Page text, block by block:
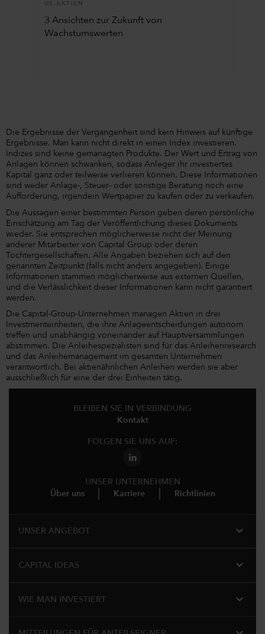
US-AKTIEN
3 Ansichten zur Zukunft von
Wachstumswerten
Die Ergebnisse der Vergangenheit sind kein Hinweis auf künftige
Ergebnisse. Man kann nicht direkt in einen Index investieren.
Indizes sind keine gemanagten Produkte. Der Wert und Ertrag von
Anlagen können schwanken, sodass Anleger ihr investiertes
Kapital ganz oder teilweise verlieren können. Diese Informationen
sind weder Anlage-, Steuer- oder sonstige Beratung noch eine
Aufforderung, irgendein Wertpapier zu kaufen oder zu verkaufen.
Die Aussagen einer bestimmten Person geben deren persönliche
Einschätzung am Tag der Veröffentlichung dieses Dokuments
wieder. Sie entsprechen möglicherweise nicht der Meinung
anderer Mitarbeiter von Capital Group oder deren
Tochtergesellschaften. Alle Angaben beziehen sich auf den
genannten Zeitpunkt (falls nicht anders angegeben). Einige
Informationen stammen möglicherweise aus externen Quellen,
und die Verlässlichkeit dieser Informationen kann nicht garantiert
werden.
Die Capital-Group-Unternehmen managen Aktien in drei
Investmenteinheiten, die ihre Anlageentscheidungen autonom
treffen und unabhängig voneinander auf Hauptversammlungen
abstimmen. Die Anleihespezialisten sind für das Anleihenresearch
und das Anleihemanagement im gesamten Unternehmen
verantwortlich. Bei aktienähnlichen Anleihen werden sie aber
ausschließlich für eine der drei Einheiten tätig.
BLEIBEN SIE IN VERBINDUNG
Kontakt
FOLGEN SIE UNS AUF:
UNSER UNTERNEHMEN
Über uns
Karriere Richtlinien
UNSER ANGEBOT expand_more
CAPITAL IDEAS expand_more
WIE MAN INVESTIERT expand_more